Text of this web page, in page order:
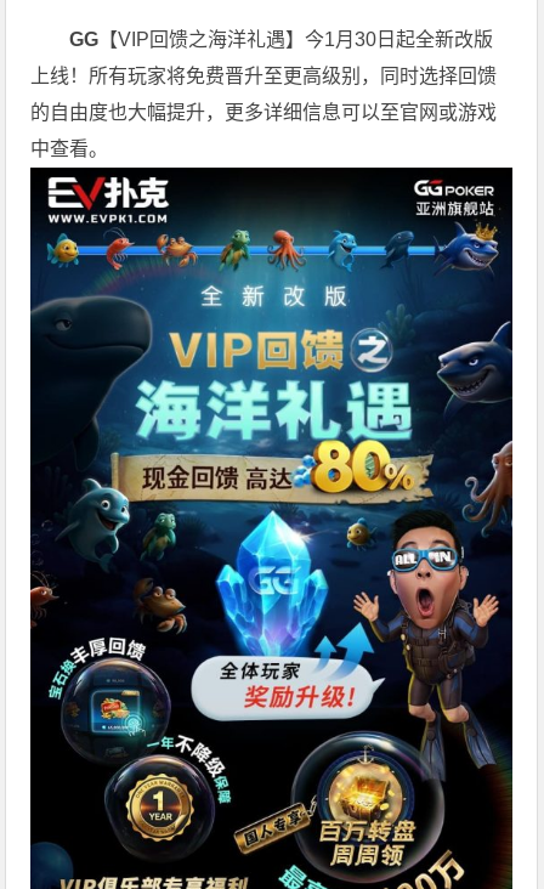
GG 【VIP回馈之海洋礼遇】今1月30日起全新改版
上线！所有玩家将免费晋升至更高级别，同时选择回馈
的自由度也大幅提升，更多详细信息可以至官网或游戏
中查看。